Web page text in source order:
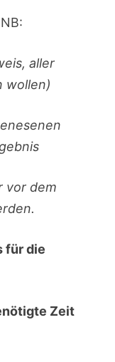
aller
wollen)
vor dem
für die
Zeit